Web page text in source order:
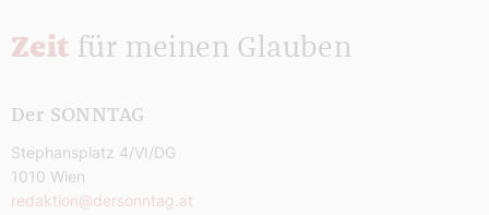
Zeit für meinen Glauben
Der SONNTAG
Stephansplatz 4/VI/DG
1010 Wien
redaktion@dersonntag.at